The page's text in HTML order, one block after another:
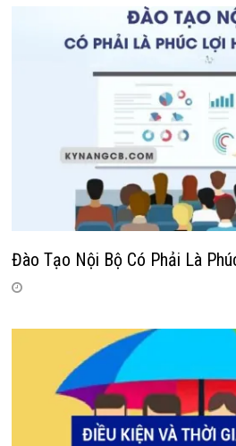
Đào Tạo Nội Bộ Có Phải Là